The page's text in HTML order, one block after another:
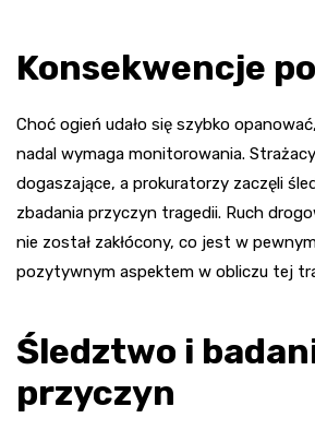
Konsekwencje
Choć ogień udało się szybko
nadal wymaga monitorowania.
dogaszające, a prokuratorzy zaczęli
zbadania przyczyn tragedii. Ruch
nie został zakłócony, co jest w
pozytywnym aspektem w obliczu tej
Śledztwo i
przyczyn